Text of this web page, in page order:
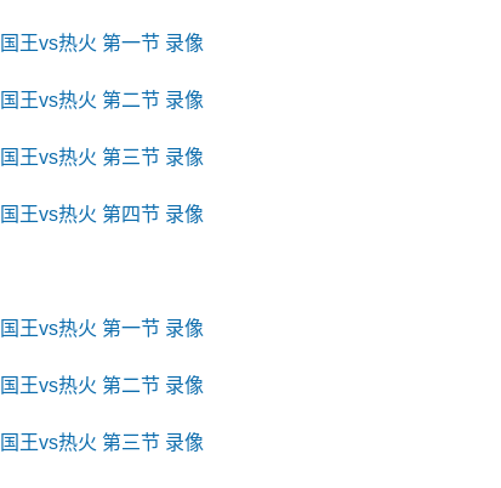
王vs热火 第一节 录像
王vs热火 第二节 录像
王vs热火 第三节 录像
王vs热火 第四节 录像
王vs热火 第一节 录像
王vs热火 第二节 录像
王vs热火 第三节 录像